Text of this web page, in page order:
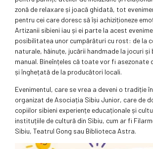
zonă de relaxare și joacă ghidată, tot
pentru cei care doresc să își achiziționeze
Artizanii sibieni iau și ei parte la acest
posibilitatea unor cumpărături cu rost: de la
naturale, hăinuțe, jucării handmade la jocuri
manual. Bineînțeles că toate vor fi asezonate
și înghețată de la producători locali.
Evenimentul, care se vrea a deveni o tradiție
organizat de Asociația Sibiu Junior, care de
copiilor sibieni experiențe educaționale și
instituțiile de cultură din Sibiu, cum ar fi
Sibiu, Teatrul Gong sau Biblioteca Astra.